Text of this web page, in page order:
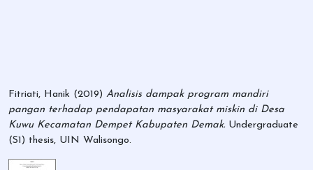
Fitriati, Hanik (2019) Analisis dampak program mandiri
pangan terhadap pendapatan masyarakat miskin di Desa
Kuwu Kecamatan Dempet Kabupaten Demak. Undergraduate
(S1) thesis, UIN Walisongo.